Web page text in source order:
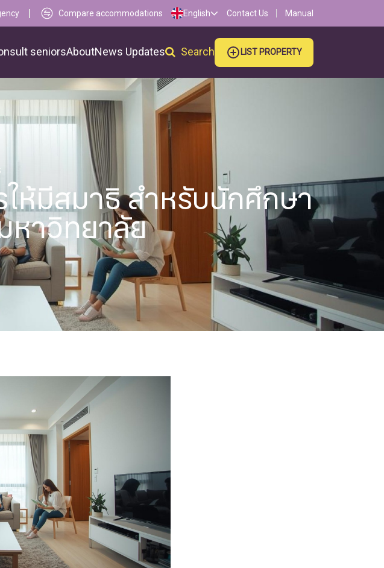
Compare accommodations English Contact Us Manual
seniorsAboutNews Updates Search LIST PROPERTY
ห้มีสมาธิ สำหรับนักศึกษา
หาวิทยาลัย